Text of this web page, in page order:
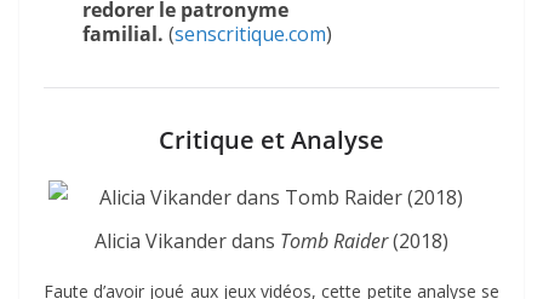
redorer le patronyme
familial. (senscritique.com)
Critique et Analyse
Alicia Vikander dans Tomb Raider(2018)
Faute d’avoir joué aux jeux vidéos, cette petite analyse se